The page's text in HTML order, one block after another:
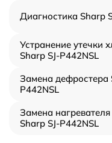
Диагностика Sharp
Устранение утечки
Sharp SJ-P442NSL
Замена дефростера
P442NSL
Замена нагревателя
Sharp SJ-P442NSL